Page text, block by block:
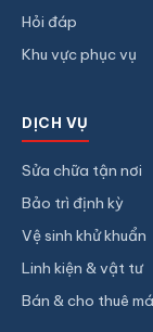
Hỏi đáp
Khu vực phục vụ
DỊCH VỤ
Sửa chữa tận nơi
Bảo trì định kỳ
Vệ sinh khử khuẩn
Linh kiện & vật tư
Bán & cho thuê